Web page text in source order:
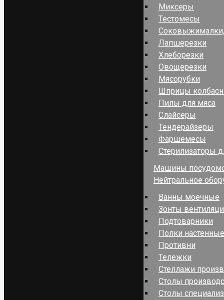
Миксеры
Тестомесы
Лапшерезки
Хлеборезки
Овощерезки
Мясорубки
Шприцы
Пилы для мяса
Слайсеры
Тендерайзеры
Фаршемесы
Стерилизаторы
Машины
Нейтральное
Ванны моечные
Зонты
Подтоварники
Полки
Противни
Тележки
Стеллажи
Столы
Столы